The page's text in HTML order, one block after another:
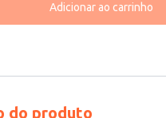
Adicionar ao carrinho
do produto